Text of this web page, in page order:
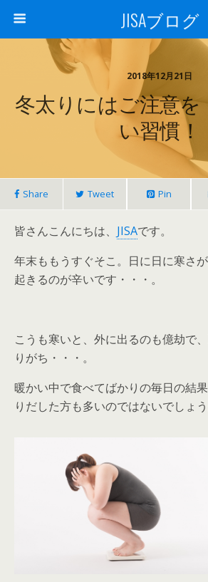
JISAブログ
2018年12月21日
冬太りにはご注意
い習慣！
Share Tweet Pin
皆さんこんにちは、 JISAです。
年末ももうすぐそこ。日に日に寒さ
起きるのが辛いです・・・。
こうも寒いと、外に出るのも億劫で
りがち・・・。
暖かい中で食べてばかりの毎日の結
りだした方も多いのではないでしょう